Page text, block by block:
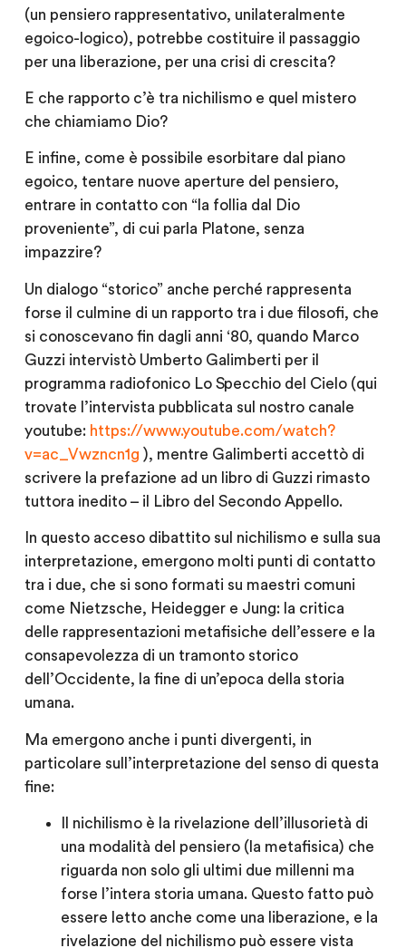
(un pensiero rappresentativo, unilateralmente
egoico-logico), potrebbe costituire il passaggio
per una liberazione, per una crisi di crescita?
E che rapporto c’è tra nichilismo e quel mistero
che chiamiamo Dio?
E infine, come è possibile esorbitare dal piano
egoico, tentare nuove aperture del pensiero,
entrare in contatto con “la follia dal Dio
proveniente”, di cui parla Platone, senza
impazzire?
Un dialogo “storico” anche perché rappresenta
forse il culmine di un rapporto tra i due filosofi, che
si conoscevano fin dagli anni ‘80, quando Marco
Guzzi intervistò Umberto Galimberti per il
programma radiofonico Lo Specchio del Cielo (qui
trovate l’intervista pubblicata sul nostro canale
youtube: https://www.youtube.com/watch?
v=ac_Vwzncn1g ), mentre Galimberti accettò di
scrivere la prefazione ad un libro di Guzzi rimasto
tuttora inedito – il Libro del Secondo Appello.
In questo acceso dibattito sul nichilismo e sulla sua
interpretazione, emergono molti punti di contatto
tra i due, che si sono formati su maestri comuni
come Nietzsche, Heidegger e Jung: la critica
delle rappresentazioni metafisiche dell’essere e la
consapevolezza di un tramonto storico
dell’Occidente, la fine di un’epoca della storia
umana.
Ma emergono anche i punti divergenti, in
particolare sull’interpretazione del senso di questa
fine:
Il nichilismo è la rivelazione dell’illusorietà di
una modalità del pensiero (la metafisica) che
riguarda non solo gli ultimi due millenni ma
forse l’intera storia umana. Questo fatto può
essere letto anche come una liberazione, e la
rivelazione del nichilismo può essere vista